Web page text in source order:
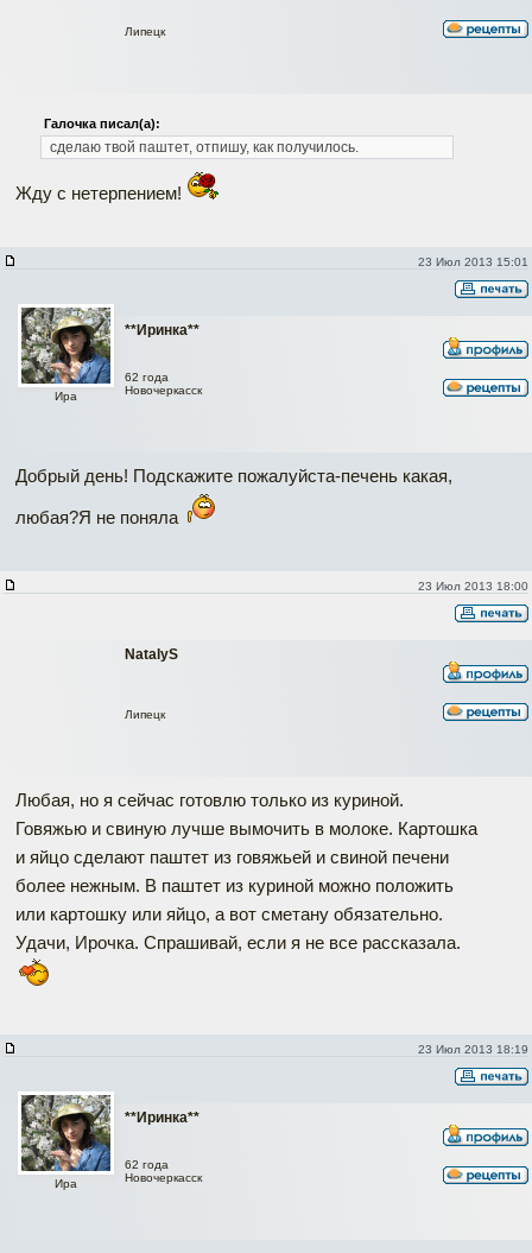
Липецк
Галочка писал(а):
сделаю твой паштет, отпишу, как получилось.
Жду с нетерпением!
23 Июл 2013 15:01
**Иринка**
Ира
62 года
Новочеркасск
Добрый день! Подскажите пожалуйста-печень какая,
любая?Я не поняла
23 Июл 2013 18:00
NatalyS
Липецк
Любая, но я сейчас готовлю только из куриной.
Говяжью и свиную лучше вымочить в молоке. Картошка
и яйцо сделают паштет из говяжьей и свиной печени
более нежным. В паштет из куриной можно положить
или картошку или яйцо, а вот сметану обязательно.
Удачи, Ирочка. Спрашивай, если я не все рассказала.
23 Июл 2013 18:19
**Иринка**
Ира
62 года
Новочеркасск